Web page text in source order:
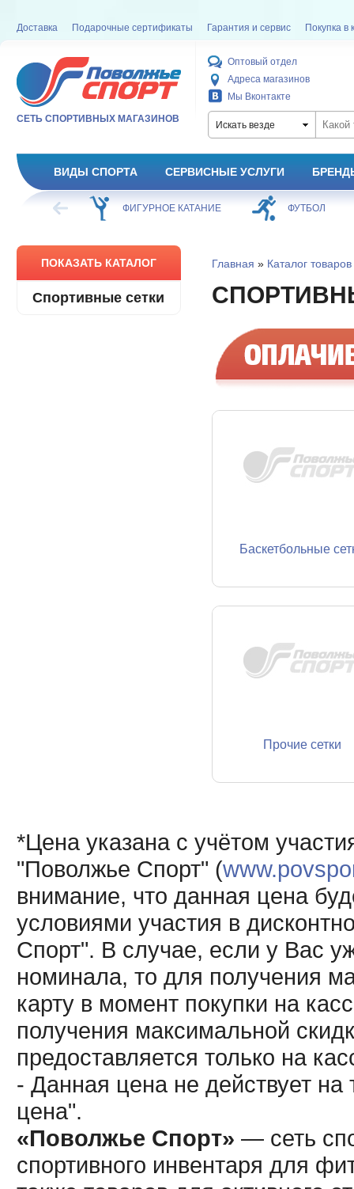
Доставка Подарочные сертификаты Гарантия и сервис Покупка в
СЕТЬ СПОРТИВНЫХ МАГАЗИНОВ
Оптовый отдел
Адреса магазинов
Мы Вконтакте
Искать везде
ВИДЫ СПОРТА СЕРВИСНЫЕ УСЛУГИ
ХОККЕЙ ФИГУРНОЕ КАТАНИЕ ФУТБОЛ
ПОКАЗАТЬ КАТАЛОГ
Спортивные сетки
Главная » Каталог товаров
Баскетбольные
Прочие сетки
*Цена указана с учётом
"Поволжье Спорт" (
внимание, что данная цена
условиями участия в
Спорт". В случае, если у Вас
номинала, то для получения
карту в момент покупки на
получения максимальной
предоставляется только на
- Данная цена не действует
цена".
«Поволжье Спорт» — сеть
спортивного инвентаря для